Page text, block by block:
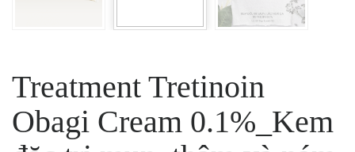
Treatment Tretinoin
Obagi Cream 0.1%_Kem